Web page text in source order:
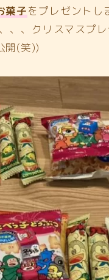
菓子をプレゼントし
、、クリスマスプ
開(笑))